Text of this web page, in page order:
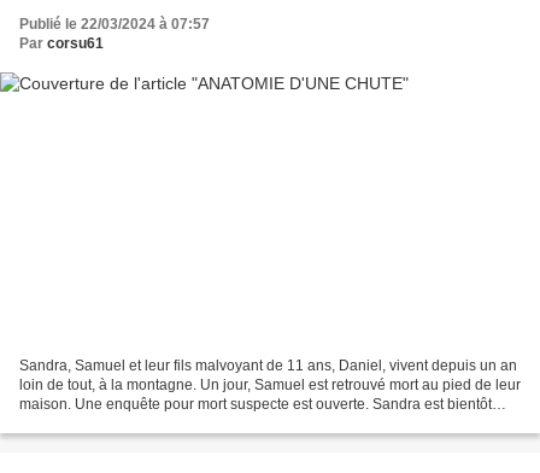
Publié le 22/03/2024 à 07:57
Par corsu61
Sandra, Samuel et leur fils malvoyant de 11 ans, Daniel, vivent depuis un an
loin de tout, à la montagne. Un jour, Samuel est retrouvé mort au pied de leur
maison. Une enquête pour mort suspecte est ouverte. Sandra est bientôt